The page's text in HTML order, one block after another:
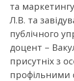
та
Л.В. та
публічного
доцент –
присутніх з
профільними